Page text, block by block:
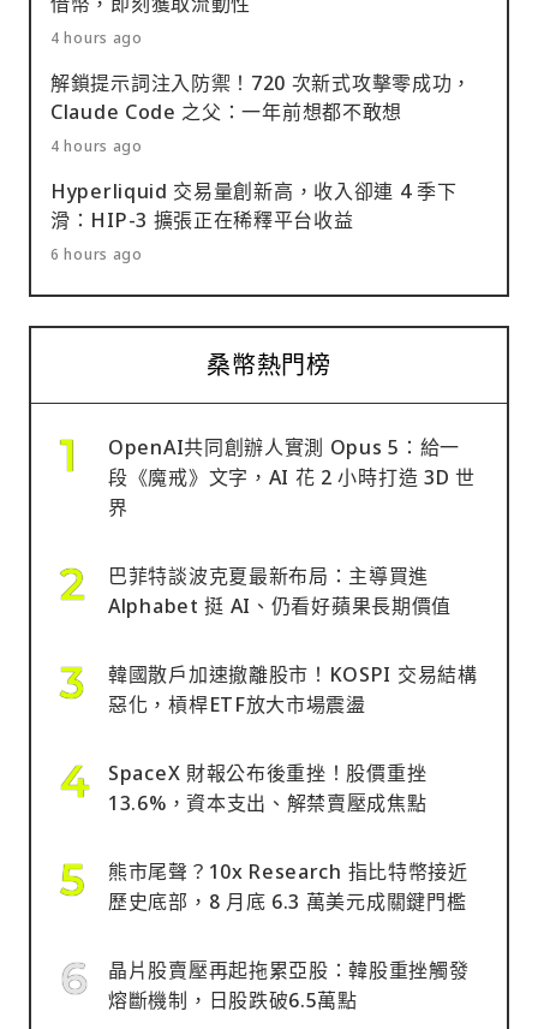
4 hours ago
解鎖提示詞注入防禦！720 次新式攻擊零成功，
Claude Code 之父：一年前想都不敢想
4 hours ago
Hyperliquid 交易量創新高，收入卻連 4 季下
滑：HIP-3 擴張正在稀釋平台收益
6 hours ago
桑幣熱門榜
OpenAI共同創辦人實測 Opus 5：給一
段《魔戒》文字，AI 花 2 小時打造 3D 世
界
巴菲特談波克夏最新布局：主導買進
Alphabet 挺 AI、仍看好蘋果長期價值
韓國散戶加速撤離股市！KOSPI 交易結構
惡化，槓桿ETF放大市場震盪
SpaceX 財報公布後重挫！股價重挫
13.6%，資本支出、解禁賣壓成焦點
熊市尾聲？10x Research 指比特幣接近
歷史底部，8 月底 6.3 萬美元成關鍵門檻
晶片股賣壓再起拖累亞股：韓股重挫觸發
熔斷機制，日股跌破6.5萬點